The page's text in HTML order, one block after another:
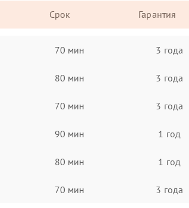
Срок Гарантия
70 мин 3 года
80 мин 3 года
70 мин 3 года
90 мин 1 год
80 мин 1 год
70 мин 3 года